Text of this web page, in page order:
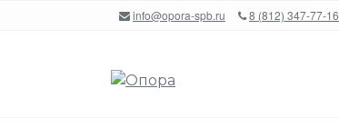
info@opora-spb.ru 8 (812) 347-77-16